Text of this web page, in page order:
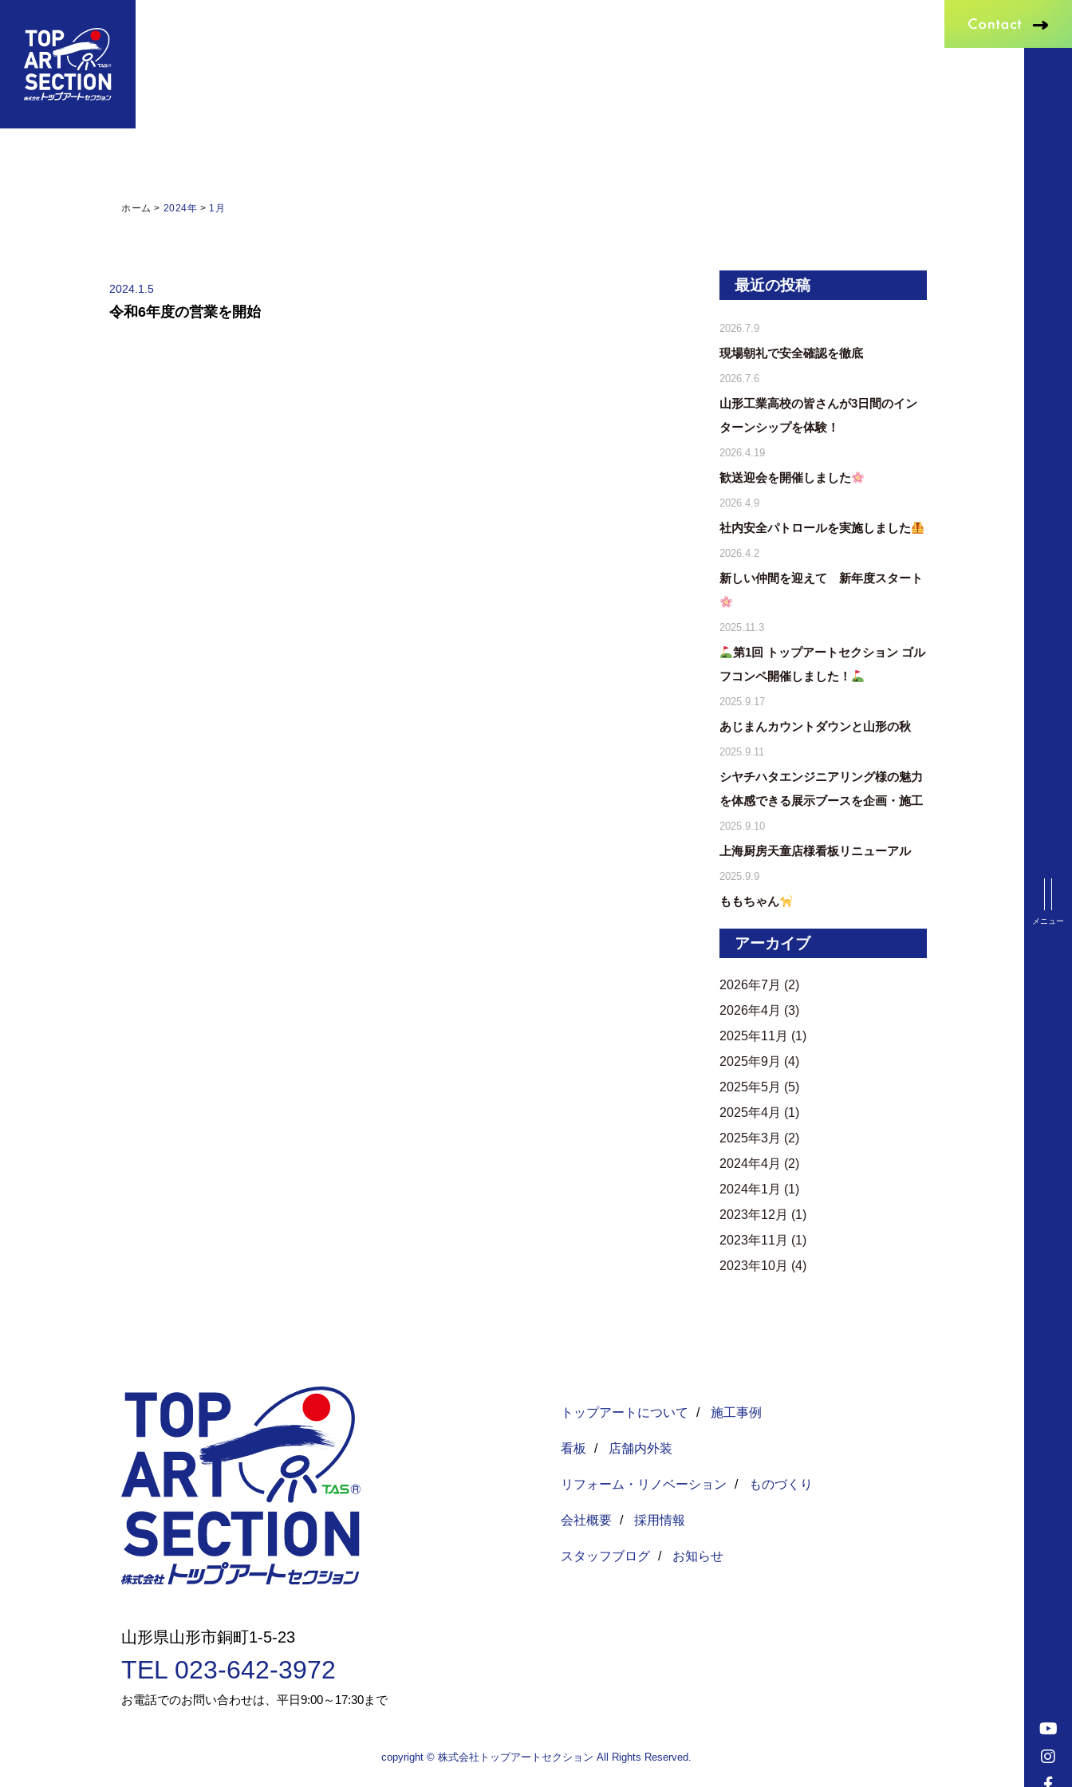
メニュー
ホーム > 2024年 > 1月
2024.1.5
令和6年度の営業を開始
最近の投稿
2026.7.9
現場朝礼で安全確認を徹底
2026.7.6
山形工業高校の皆さんが3日間のイン
ターンシップを体験！
2026.4.19
歓送迎会を開催しました
2026.4.9
社内安全パトロールを実施しました
2026.4.2
新しい仲間を迎えて 新年度スタート
2025.11.3
第1回 トップアートセクション ゴル
フコンペ開催しました！
2025.9.17
あじまんカウントダウンと山形の秋
2025.9.11
シヤチハタエンジニアリング様の魅力
を体感できる展示ブースを企画・施工
2025.9.10
上海厨房天童店様看板リニューアル
2025.9.9
ももちゃん
アーカイブ
2026年7月 (2)
2026年4月 (3)
2025年11月 (1)
2025年9月 (4)
2025年5月 (5)
2025年4月 (1)
2025年3月 (2)
2024年4月 (2)
2024年1月 (1)
2023年12月 (1)
2023年11月 (1)
2023年10月 (4)
山形県山形市銅町1-5-23
TEL 023-642-3972
お電話でのお問い合わせは、平日9:00～17:30まで
トップアートについて / 施工事例
看板 / 店舗内外装
リフォーム・リノベーション / ものづくり
会社概要 / 採用情報
スタッフブログ / お知らせ
copyright © 株式会社トップアートセクション All Rights Reserved.